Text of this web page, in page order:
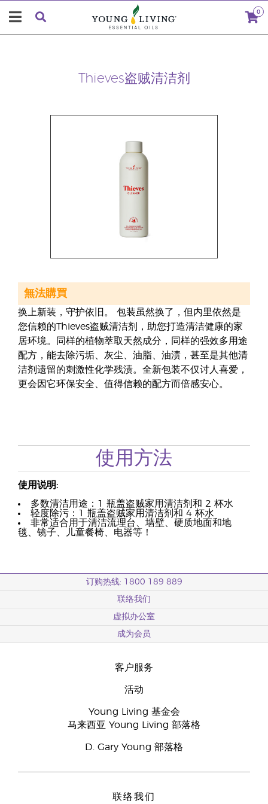
0
Thieves盗贼清洁剂
换上新装，守护依旧。 包装虽然换了，但内里依然是
您信赖的Thieves盗贼清洁剂，助您打造清洁健康的家
居环境。同样的植物萃取天然成分，同样的强效多用途
配方，能去除污垢、灰尘、油脂、油渍，甚至是其他清
洁剂遗留的刺激性化学残渍。全新包装不仅讨人喜爱，
更会因它环保安全、值得信赖的配方而倍感安心。
無法購買
使用方法
使用说明:
多数清洁用途：1 瓶盖盗贼家用清洁剂和 2 杯水
轻度除污：1 瓶盖盗贼家用清洁剂和 4 杯水
非常适合用于清洁流理台、墙壁、硬质地面和地
毯、镜子、儿童餐椅、电器等！
订购热线: 1800 189 889
联络我们
虚拟办公室
成为会员
客户服务
活动
Young Living 基金会
马来西亚 Young Living 部落格
D. Gary Young 部落格
联络我们